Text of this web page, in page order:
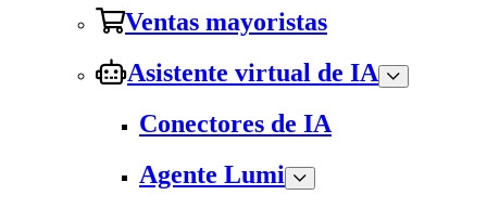
Ventas mayoristas
Asistente virtual de IA
Conectores de IA
Agente Lumi